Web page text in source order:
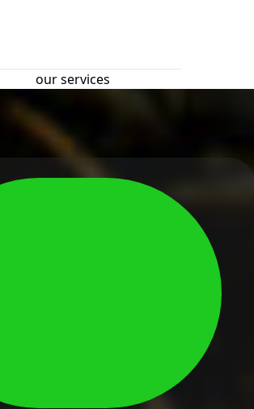
our services